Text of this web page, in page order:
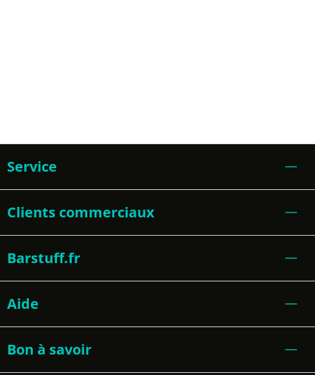
Service
Clients commerciaux
Barstuff.fr
Aide
Bon à savoir